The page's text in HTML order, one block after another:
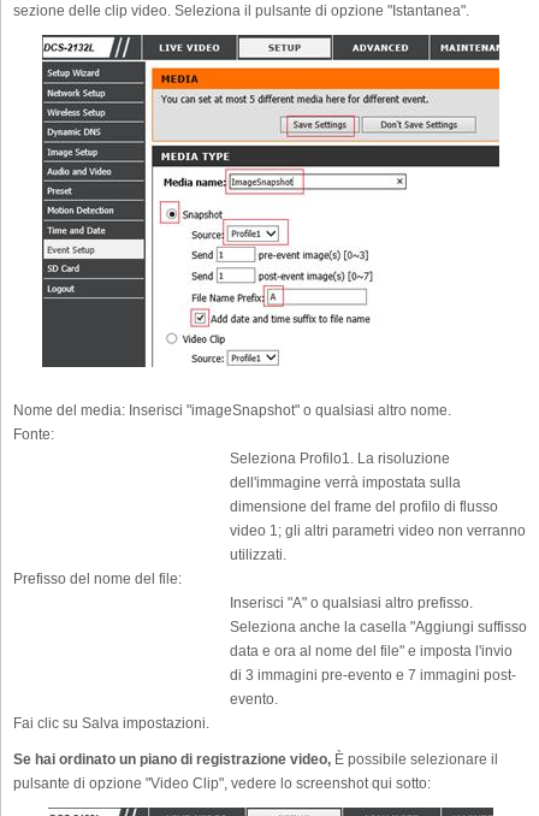
sezione delle clip video. Seleziona il pulsante di opzione "Istantanea".
Nome del media: Inserisci "imageSnapshot" o qualsiasi altro nome.
Fonte:
Seleziona Profilo1. La risoluzione
dell'immagine verrà impostata sulla
dimensione del frame del profilo di flusso
video 1; gli altri parametri video non verranno
utilizzati.
Prefisso del nome del file:
Inserisci "A" o qualsiasi altro prefisso.
Seleziona anche la casella "Aggiungi suffisso
data e ora al nome del file" e imposta l'invio
di 3 immagini pre-evento e 7 immagini post-
evento.
Fai clic su Salva impostazioni.
Se hai ordinato un piano di registrazione video, È possibile selezionare il
pulsante di opzione "Video Clip", vedere lo screenshot qui sotto: